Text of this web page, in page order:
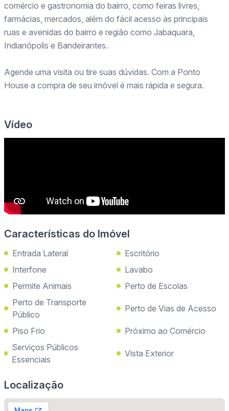
comércio e gastronomia do bairro, como feiras livres,
farmácias, mercados, além do fácil acesso às principais
ruas e avenidas do bairro e região como Jabaquara,
Indianópolis e Bandeirantes.
Agende uma visita ou tire suas dúvidas. Com a Ponto
House a compra de seu imóvel é mais rápida e segura.
Vídeo
Características do Imóvel
Entrada Lateral
Escritório
Interfone
Lavabo
Permite Animais
Perto de Escolas
Perto de Transporte
Público
Perto de Vias de Acesso
Piso Frio
Próximo ao Comércio
Serviços Públicos
Essenciais
Vista Exterior
Localização